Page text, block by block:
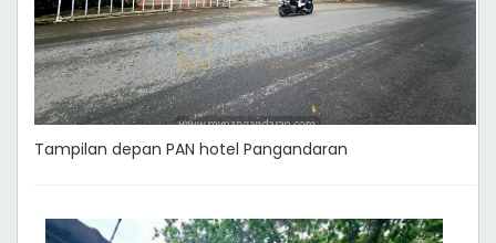
Tampilan depan PAN hotel Pangandaran